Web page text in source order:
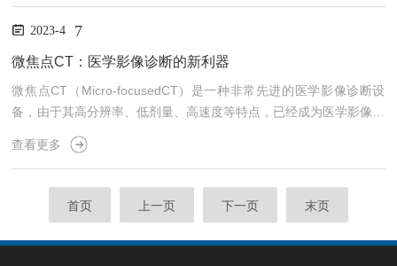
建，为逆向工程提供数据支持。3.材料分析：可以对各种材料的结
构、成分等进行分析和研究。4.文化遗产保护：可以对文化遗产进行
2023-4 7
微焦点CT：医学影像诊断的新利器
微焦点CT（Micro-focusedCT）是一种非常先进的医学影像诊断设
备，由于其高分辨率、低剂量、高速度等特点，已经成为医学影像学
中的新利器。本文将从用途、工作原理和安装方法三个方面介绍该仪
器的相关知识。一、该仪器的用途微焦点CT主要用于医学影像学领
分辨率和低剂量，可以帮助医生获得更精准的诊断结果，帮助病人更
相似，都是通过射线扫描进行影像采集。但是，该仪...
查看更多
首页 上一页 下一页 末页